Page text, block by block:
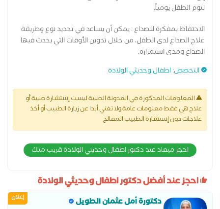
لنوم الطفل يومياً.
الاحتفاظ بمفكرة للصداع : يمكن أن يساعد في تحديد نوع وطريقة
علاج الصداع لدى الطفل، من خلال تدوين الأوقات التي يحدث فيها
الصداع ومدى استمراره.
التخصص:اطفال وحديثي الولادة
المعلومات المذكورة في المدونة الطبية ليست إستشارة طبية أو
علاج هي فقط معلومات عامة ولا تغني أبدا عن زيارة الطبيب أو أخذ
علاجات دون إستشارة الطبيب المعالج
احجز ميعاد عند دكتور اطفال وحديثي الولادة قريب منك
احجز عند أفضل دكتور اطفال وحديثي الولادة
إعلان دكتورة أمل عثمان الطويل